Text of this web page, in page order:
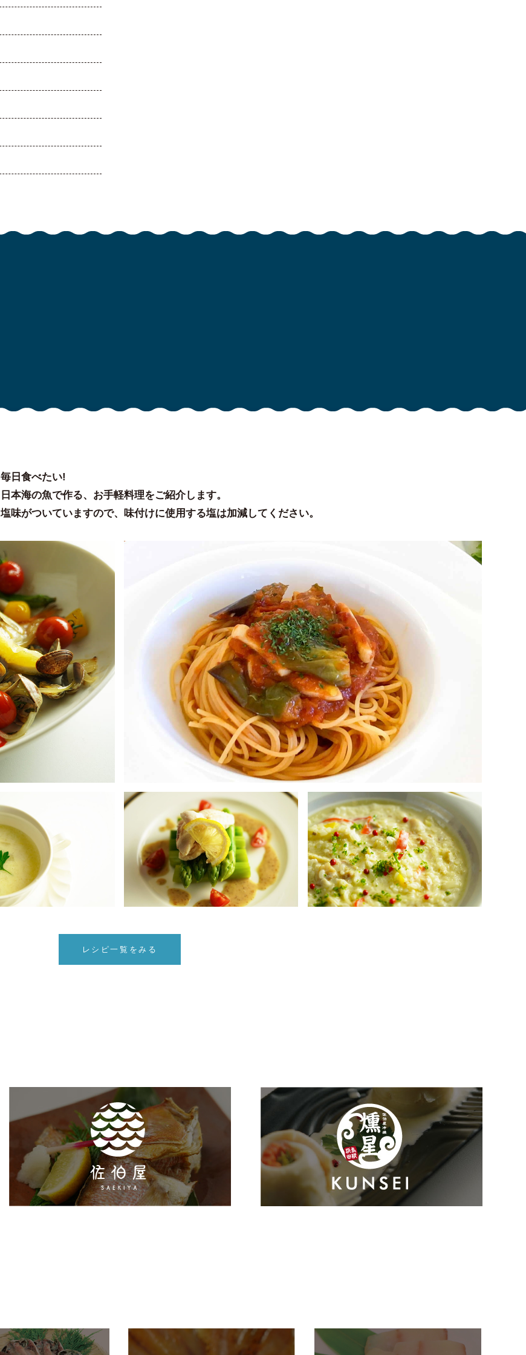
毎日食べたい!
日本海の魚で作る、お手軽料理をご紹介します。
塩味がついていますので、味付けに使用する塩は加減してください。
レシピ一覧をみる